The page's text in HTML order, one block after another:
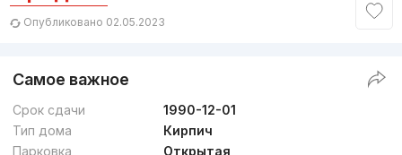
ЖК «Ozbegim»
Опубликовано 02.05.2023
Самое важное
Срок сдачи
1990-12-01
Тип дома
Кирпич
Парковка
Открытая